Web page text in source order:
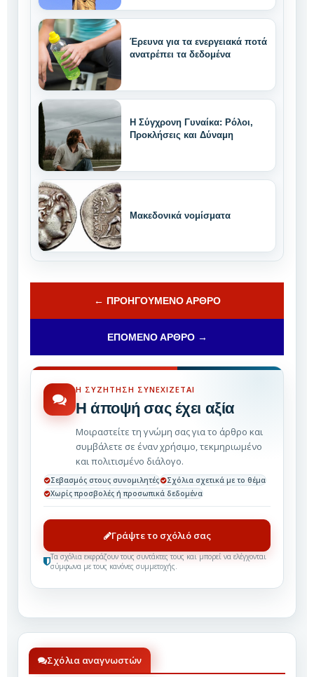
Έρευνα για τα ενεργειακά ποτά
ανατρέπει τα δεδομένα
Η Σύγχρονη Γυναίκα: Ρόλοι,
Προκλήσεις και Δύναμη
Μακεδονικά νομίσματα
← ΠΡΟΗΓΟΎΜΕΝΟ ΆΡΘΡΟ
ΕΠΌΜΕΝΟ ΆΡΘΡΟ →
Η ΣΥΖΉΤΗΣΗ ΣΥΝΕΧΊΖΕΤΑΙ
Η άποψή σας έχει αξία
Μοιραστείτε τη γνώμη σας για το άρθρο και
συμβάλετε σε έναν χρήσιμο, τεκμηριωμένο
και πολιτισμένο διάλογο.
Σεβασμός στους συνομιλητές
Σχόλια σχετικά με το θέμα
Χωρίς προσβολές ή προσωπικά δεδομένα
Γράψτε το σχόλιό σας
Τα σχόλια εκφράζουν τους συντάκτες τους και μπορεί να ελέγχονται
σύμφωνα με τους κανόνες συμμετοχής.
Σχόλια αναγνωστών